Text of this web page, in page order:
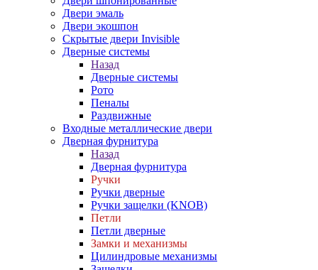
Двери эмаль
Двери экошпон
Скрытые двери Invisible
Дверные системы
Назад
Дверные системы
Рото
Пеналы
Раздвижные
Входные металлические двери
Дверная фурнитура
Назад
Дверная фурнитура
Ручки
Ручки дверные
Ручки защелки (KNOB)
Петли
Петли дверные
Замки и механизмы
Цилиндровые механизмы